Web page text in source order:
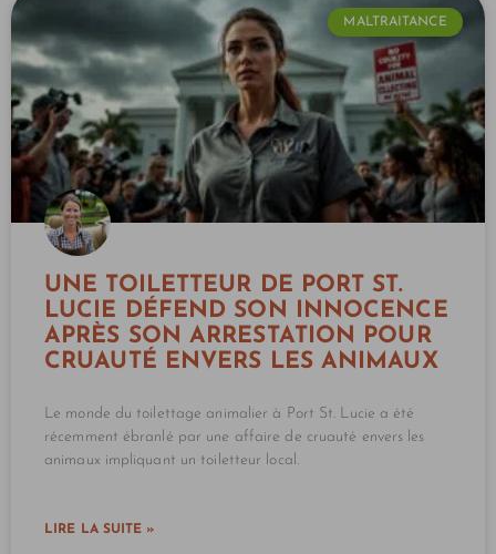
MALTRAITANCE
UNE TOILETTEUR DE PORT ST.
LUCIE DÉFEND SON INNOCENCE
APRÈS SON ARRESTATION POUR
CRUAUTÉ ENVERS LES ANIMAUX
Le monde du toilettage animalier à Port St. Lucie a été
récemment ébranlé par une affaire de cruauté envers les
animaux impliquant un toiletteur local.
LIRE LA SUITE »